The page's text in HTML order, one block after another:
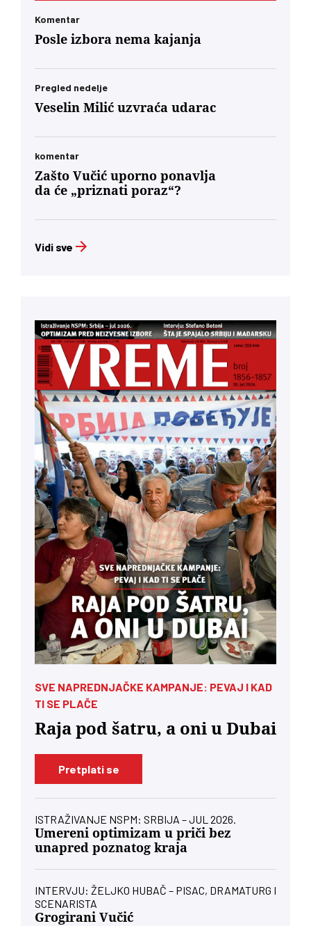
Komentar
Posle izbora nema kajanja
Pregled nedelje
Veselin Milić uzvraća udarac
komentar
Zašto Vučić uporno ponavlja
da će „priznati poraz“?
Vidi sve
SVE NAPREDNJAČKE KAMPANJE: PEVAJ I KAD
TI SE PLAČE
Raja pod šatru, a oni u Dubai
Pretplati se
ISTRAŽIVANJE NSPM: SRBIJA – JUL 2026.
Umereni optimizam u priči bez
unapred poznatog kraja
INTERVJU: ŽELJKO HUBAČ – PISAC, DRAMATURG I
SCENARISTA
Grogirani Vučić